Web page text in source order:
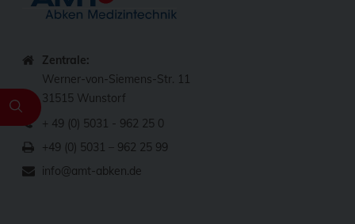
Zentrale:
Werner-von-Siemens-Str. 11
31515 Wunstorf
+ 49 (0) 5031 - 962 25 0
+49 (0) 5031 – 962 25 99
info@amt-abken.de